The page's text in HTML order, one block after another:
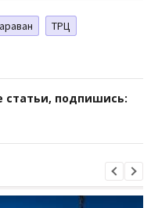
ТРЦ
статьи, подпишись: